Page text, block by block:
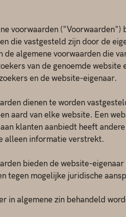
voorwaarden ("Voorwaarden")
die vastgesteld zijn door de
de algemene voorwaarden die
van de genoemde website
en de website-eigenaar.
dienen te worden
aard van elke website. Een
klanten aanbiedt heeft
alleen informatie verstrekt.
bieden de website-
tegen mogelijke juridische
in algemene zin behandeld